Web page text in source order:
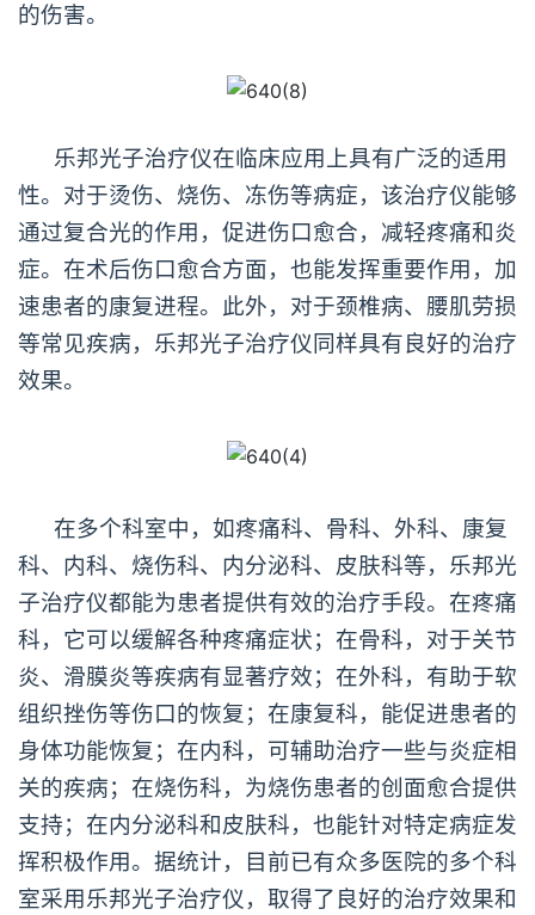
的伤害。
乐邦光子治疗仪在临床应用上具有广泛的适用
性。对于烫伤、烧伤、冻伤等病症，该治疗仪能够
通过复合光的作用，促进伤口愈合，减轻疼痛和炎
症。在术后伤口愈合方面，也能发挥重要作用，加
速患者的康复进程。此外，对于颈椎病、腰肌劳损
等常见疾病，乐邦光子治疗仪同样具有良好的治疗
效果。
在多个科室中，如疼痛科、骨科、外科、康复
科、内科、烧伤科、内分泌科、皮肤科等，乐邦光
子治疗仪都能为患者提供有效的治疗手段。在疼痛
科，它可以缓解各种疼痛症状；在骨科，对于关节
炎、滑膜炎等疾病有显著疗效；在外科，有助于软
组织挫伤等伤口的恢复；在康复科，能促进患者的
身体功能恢复；在内科，可辅助治疗一些与炎症相
关的疾病；在烧伤科，为烧伤患者的创面愈合提供
支持；在内分泌科和皮肤科，也能针对特定病症发
挥积极作用。据统计，目前已有众多医院的多个科
室采用乐邦光子治疗仪，取得了良好的治疗效果和